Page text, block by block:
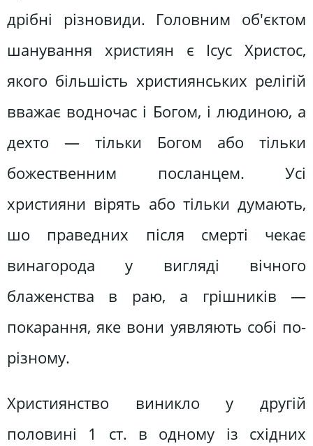
дрібні різновиди. Головним об'єктом
шанування християн є Ісус Христос,
якого більшість християнських релігій
вважає водночас і Богом, і людиною, а
дехто — тільки Богом або тільки
божественним посланцем. Усі
християни вірять або тільки думають,
шо праведних після смерті чекає
винагорода у вигляді вічного
блаженства в раю, а грішників —
покарання, яке вони уявляють собі по-
різному.
Християнство виникло у другій
половині 1 ст. в одному із східних